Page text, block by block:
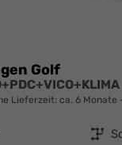
Golf
Lieferzeit: ca. 6 Monate
Getriebe